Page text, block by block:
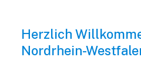
Herzlich
Nordrhein-